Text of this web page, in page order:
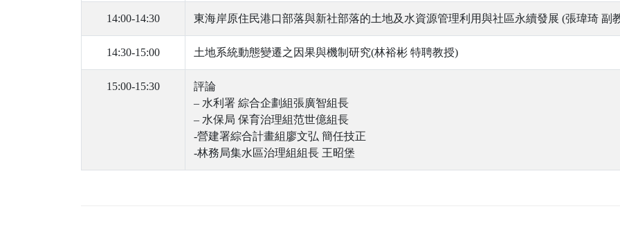
14:00-14:30 東海岸原住民港口部落與新社部落的土地及水資源管理利用與社區永續發展 (張瑋琦 副
14:30-15:00 土地系統動態變遷之因果與機制研究(林裕彬 特聘教授)
15:00-15:30
評論
– 水利署 綜合企劃組張廣智組長
– 水保局 保育治理組范世億組長
-營建署綜合計畫組廖文弘 簡任技正
-林務局集水區治理組組長 王昭堡